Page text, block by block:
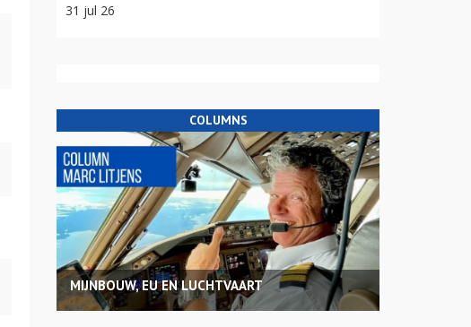
31 jul 26
COLUMNS
MIJNBOUW, EU EN LUCHTVAART